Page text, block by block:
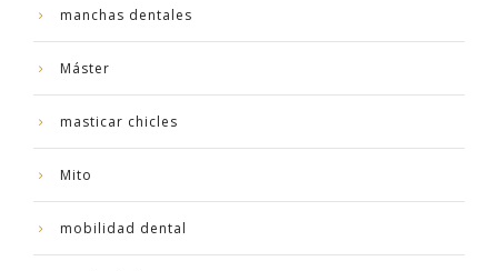
manchas dentales
Máster
masticar chicles
Mito
mobilidad dental